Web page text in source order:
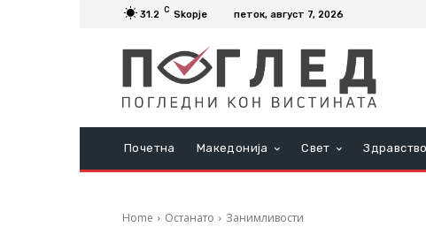
31.2 C Skopje петок, август 7, 2026
Почетна Македонија Свет Здравство
Home Останато Занимливости